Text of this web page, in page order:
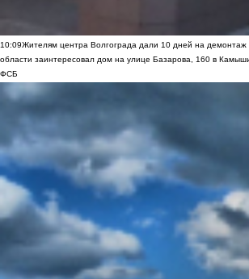
10:09Жителям центра Волгограда дали 10 дней на демонтаж
области заинтересовал дом на улице Базарова, 160 в
ФСБ